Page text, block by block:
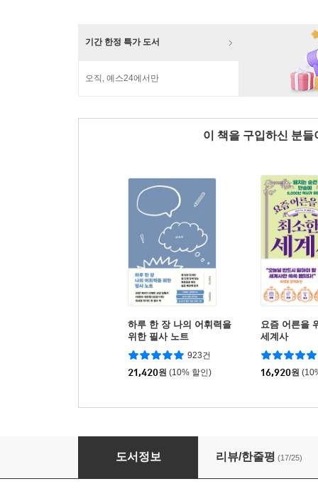
기간 한정 특가 도서
오직, 예스24에서만
이 책을 구입하신 분
하루 한 장 나의 어휘력을
위한 필사 노트
923건
21,420원 (10% 할인)
요즘 어른을
세계사
16,920원
클래식이 알고 싶다 : 고전의 전당 편
도서정보 리뷰/한줄평 (17/25)